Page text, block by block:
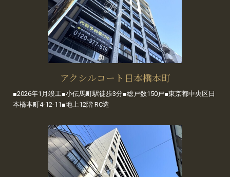
アクシルコート日本橋本町
■2026年1月竣工■小伝馬町駅徒歩3分■総戸数150戸■東京都中央区日
本橋本町4-12-11■地上12階 RC造